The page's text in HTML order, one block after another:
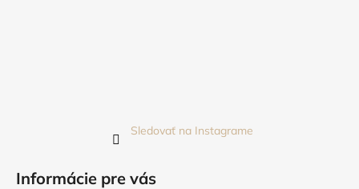
Sledovať na Instagrame
Informácie pre vás